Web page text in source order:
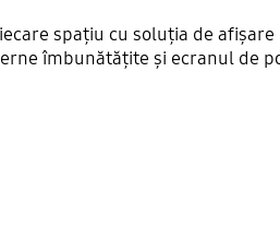
spațiu cu soluția de
îmbunătățite și ecranul de